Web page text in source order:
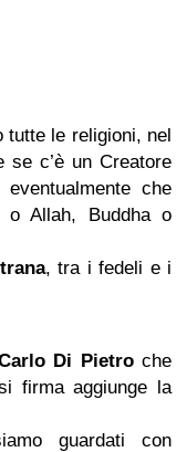
tutte le religioni, nel
c’è un Creatore
che
Allah, Buddha o
, tra i fedeli e i
Di Pietroche
firma aggiunge la
guardati con